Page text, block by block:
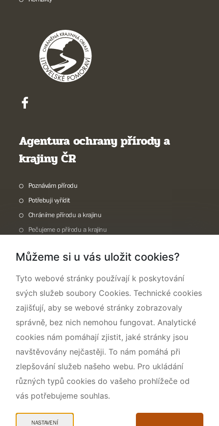
Agentura ochrany přírody a
krajiny ČR
Poznávám přírodu
Potřebuji vyřídit
Chráníme přírodu a krajinu
Pečujeme o přírodu a krajinu
O nás
Můžeme si u vás uložit cookies?
Tyto webové stránky používají k poskytování
svých služeb soubory Cookies. Technické cookies
zajišťují, aby se webové stránky zobrazovaly
správně, bez nich nemohou fungovat. Analytické
cookies nám pomáhají zjistit, jaké stránky jsou
navštěvovány nejčastěji. To nám pomáhá při
zlepšování služeb našeho webu. Pro ukládání
různých typů cookies do vašeho prohlížeče od
vás potřebujeme souhlas.
NASTAVENÍ